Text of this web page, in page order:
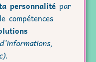
personnalité par
compétences